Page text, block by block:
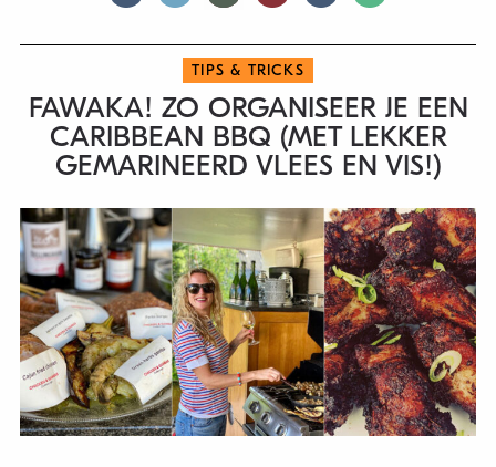
TIPS & TRICKS
FAWAKA! ZO ORGANISEER JE EEN
CARIBBEAN BBQ (MET LEKKER
GEMARINEERD VLEES EN VIS!)